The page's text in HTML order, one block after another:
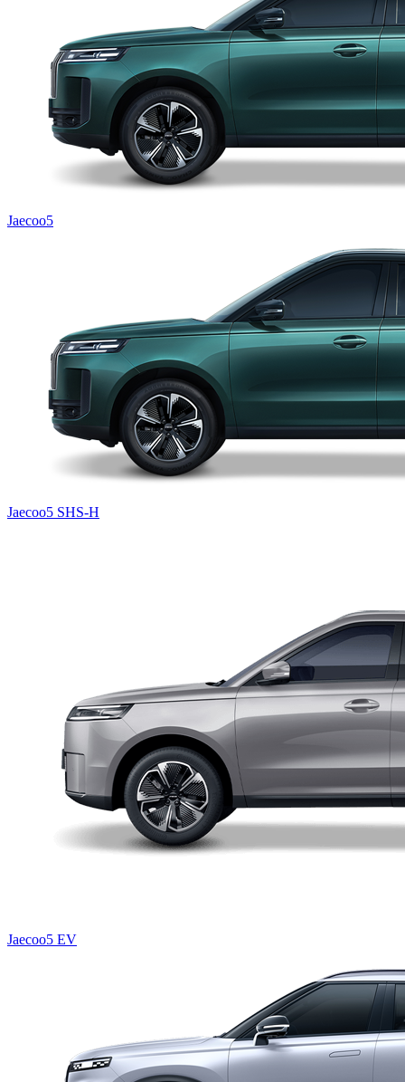
Jaecoo5
Jaecoo5 SHS-H
Jaecoo5 EV